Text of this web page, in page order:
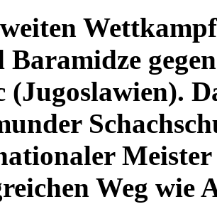
Baramidze
(Jugoslawien).
Weg wie